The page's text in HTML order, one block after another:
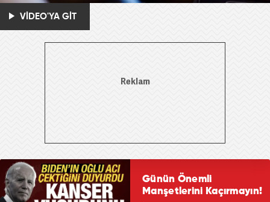
VİDEO'YA GİT